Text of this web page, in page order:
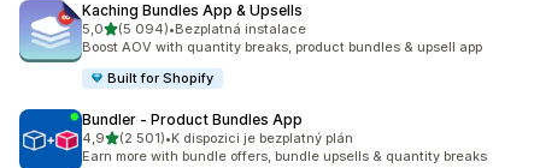
Kaching Bundles App & Upsells
5,0z 5 hvězd
(5 094)
Celkový počet recenzí: 5094
•Bezplatná instalace
Boost AOV with quantity breaks, product bundles & upsell app
Built for Shopify
Bundler ‑ Product Bundles App
4,9z 5 hvězd
(2 501)
Celkový počet recenzí: 2501
•K dispozici je bezplatný plán
Earn more with bundle offers, bundle upsells & quantity breaks